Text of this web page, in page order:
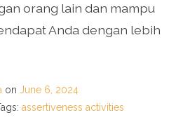
orang lain dan mampu
Anda dengan lebih
on June 6, 2024
assertiveness activities